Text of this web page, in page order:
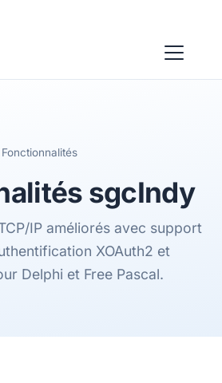
Fonctionnalités
sgcIndy
IP améliorés avec support
XOAuth2 et
Delphi et Free Pascal.